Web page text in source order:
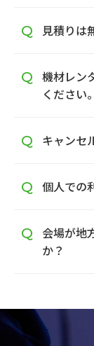
見積りは
機材レン
ください。
キャンセ
個人での
会場が地
か？